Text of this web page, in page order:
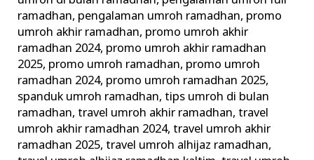
ramadhan, pengalaman umroh ramadhan, promo
umroh akhir ramadhan, promo umroh akhir
ramadhan 2024, promo umroh akhir ramadhan
2025, promo umroh ramadhan, promo umroh
ramadhan 2024, promo umroh ramadhan 2025,
spanduk umroh ramadhan,tips umroh di bulan
ramadhan,travel umroh akhir ramadhan,travel
umroh akhir ramadhan 2024,travel umroh akhir
ramadhan 2025,travel umroh alhijaz ramadhan,